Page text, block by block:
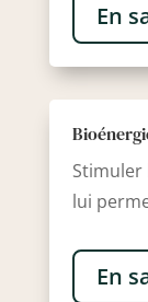
En
Stimuler
lui
En